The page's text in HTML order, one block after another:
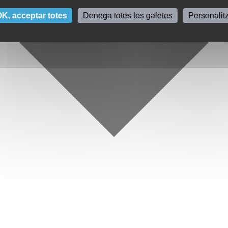
acceptar totes Denega totes les galetes